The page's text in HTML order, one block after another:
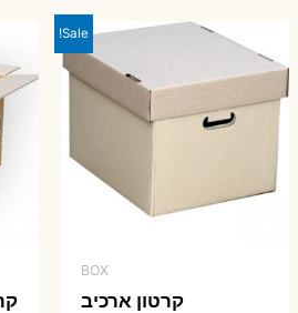
29 ₪.
23 ₪.
Sale!
BOX
קרטון ארכיב